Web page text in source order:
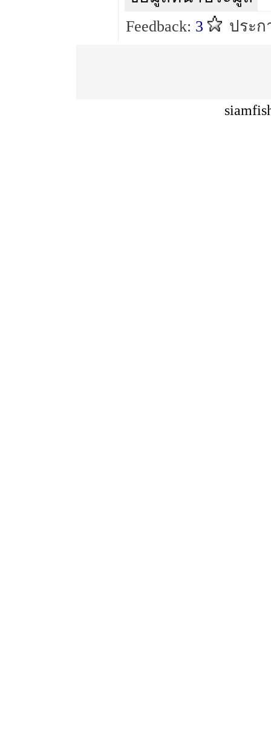
Feedback: 3 ประก